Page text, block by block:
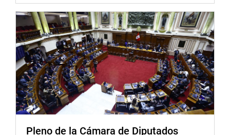
Pleno de la Cámara de Diputados